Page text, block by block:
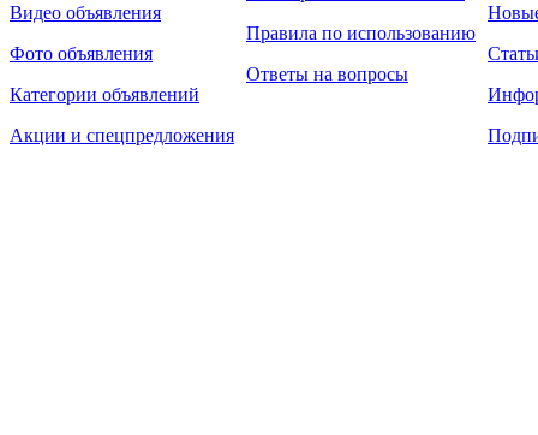
Видео объявления
Фото объявления
Категории объявлений
Акции и спецпредложения
Правила по использованию
Ответы на вопросы